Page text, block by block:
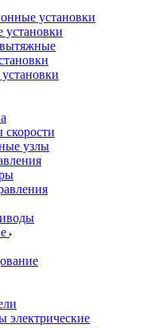
установки
скорости
узлы
электрические